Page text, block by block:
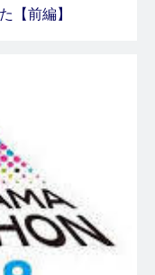
【前編】